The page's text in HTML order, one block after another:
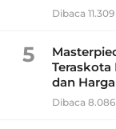
Dibaca
5
Teraskota
dan
Dibaca